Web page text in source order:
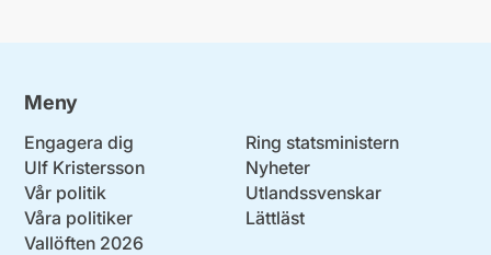
Meny
Engagera dig
Ulf Kristersson
Vår politik
Våra politiker
Vallöften 2026
Ring statsministern
Nyheter
Utlandssvenskar
Lättläst